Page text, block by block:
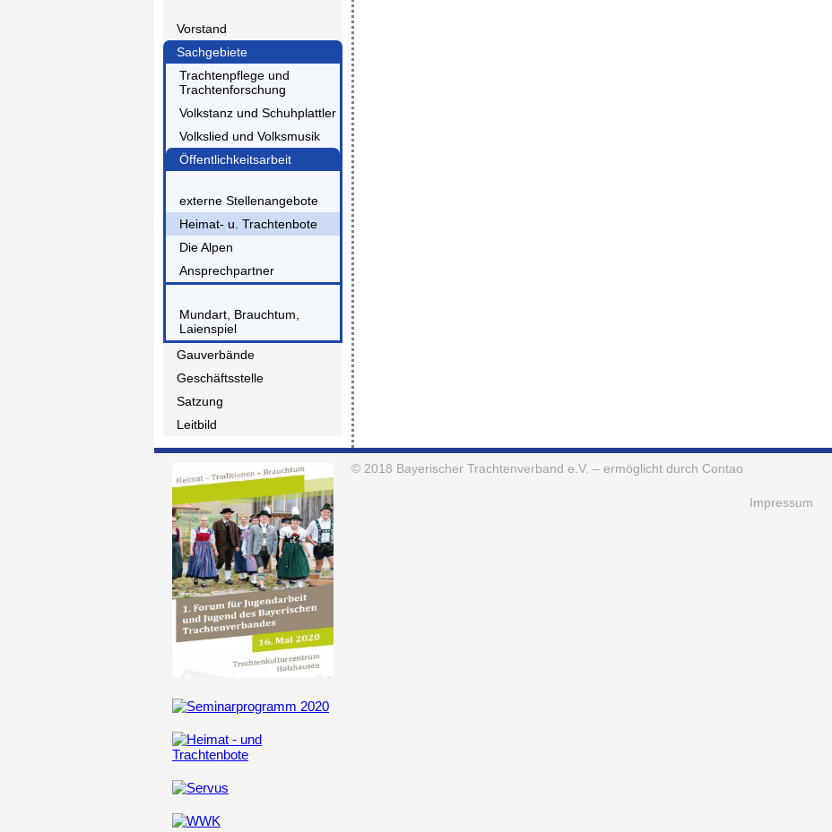
Vorstand
Sachgebiete
Trachtenpflege und
Trachtenforschung
Volkstanz und Schuhplattler
Volkslied und Volksmusik
Öffentlichkeitsarbeit
externe Stellenangebote
Heimat- u. Trachtenbote
Die Alpen
Ansprechpartner
Mundart, Brauchtum,
Laienspiel
Gauverbände
Geschäftsstelle
Satzung
Leitbild
© 2018 Bayerischer Trachtenverband e.V. – ermöglicht durch Contao
Impressum